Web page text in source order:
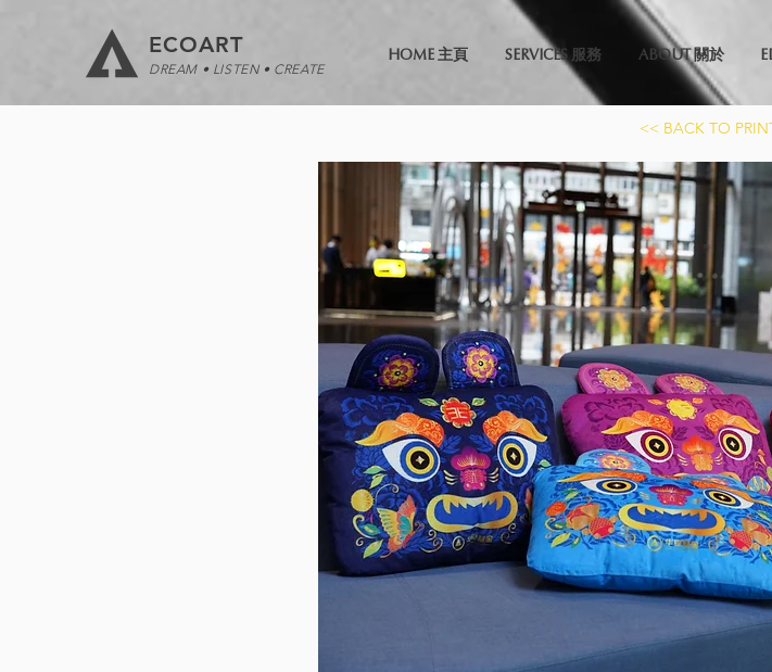
ECOART
DREAM • LISTEN • CREATE
HOME 主頁 SERVICES 服務 ABOUT 關於
<< BACK TO